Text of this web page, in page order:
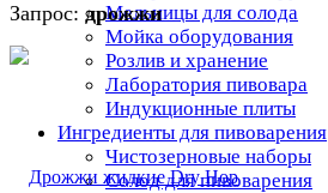
Мельницы для солода
Мойка оборудования
Розлив и хранение
Лаборатория пивовара
Индукционные плиты
Ингредиенты для пивоварения
Чистозерновые наборы
Солод для пивоварения
Запрос: дрожжи